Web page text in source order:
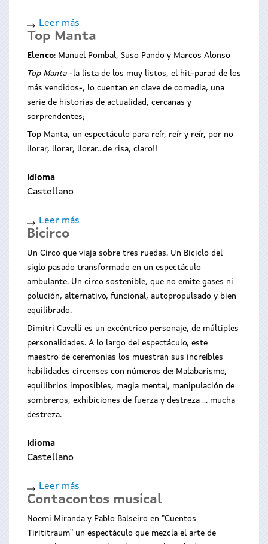
Leer más
O
ferro
Top Manta
Elenco: Manuel Pombal, Suso Pando y Marcos Alonso
Top Manta -la lista de los muy listos, el hit-parad de los
más vendidos-, lo cuentan en clave de comedia, una
serie de historias de actualidad, cercanas y
sorprendentes;
Top Manta, un espectáculo para reír, reír y reír, por no
llorar, llorar, llorar...de risa, claro!!
Idioma
Castellano
Leer más
Manta
Bicirco
Un Circo que viaja sobre tres ruedas. Un Biciclo del
siglo pasado transformado en un espectáculo
ambulante. Un circo sostenible, que no emite gases ni
polución, alternativo, funcional, autopropulsado y bien
equilibrado.
Dimitri Cavalli es un excéntrico personaje, de múltiples
personalidades. A lo largo del espectáculo, este
maestro de ceremonias los muestran sus increíbles
habilidades circenses con números de: Malabarismo,
equilibrios imposibles, magia mental, manipulación de
sombreros, exhibiciones de fuerza y destreza ... mucha
destreza.
Idioma
Castellano
Leer más
Bicirco
Contacontos musical
Noemi Miranda y Pablo Balseiro en "Cuentos
Tirititraum" un espectáculo que mezcla el arte de